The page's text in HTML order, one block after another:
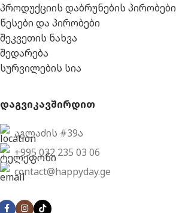
პროდუქციის დაბრუნების პირობები
წესები და პირობები
შეკვეთის ნახვა
შედარება
სურვილების სია
დაგვიკავშირდით
აგლაძის #39ა
+995 032 235 03 06
contact@happyday.ge